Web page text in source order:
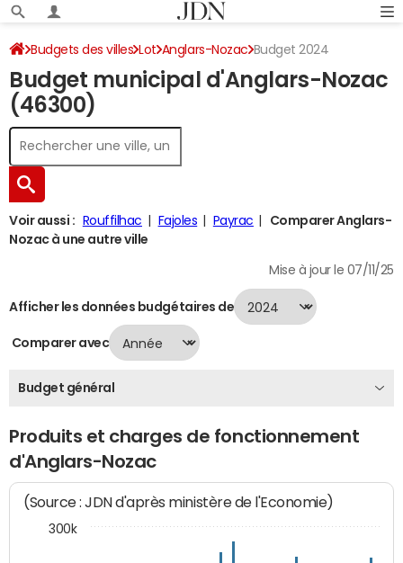
Budgets des villes Lot Anglars-Nozac Budget 2024
Budget municipal d'Anglars-Nozac
(46300)
Voir aussi : Rouffilhac Fajoles Payrac
Comparer Anglars-
Nozac à une autre ville
Mise à jour le 07/11/25
Afficher les données budgétaires de
Comparer avec
Budget général
Produits et charges de fonctionnement
d'Anglars-Nozac
(Source : JDN d'après ministère de l'Economie)
300k